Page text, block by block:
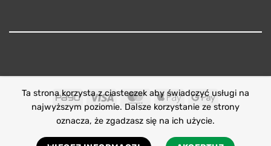
PayU Visa MasterCardApple
Pay
Google
Pay
Ta strona korzysta z ciasteczek aby świadczyć usługi na
najwyższym poziomie. Dalsze korzystanie ze strony
oznacza, że zgadzasz się na ich użycie.